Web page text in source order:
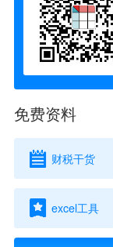
免费资料
财税干货
excel工具